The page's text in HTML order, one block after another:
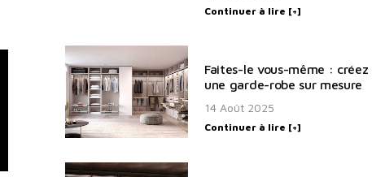
Continuer à lire [+]
Faites-le vous-même : créez
une garde-robe sur mesure
14 Août 2025
Continuer à lire [+]